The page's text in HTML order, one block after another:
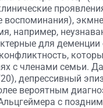
например,
для
с членами семьи.
депрессивный
вероятным
с